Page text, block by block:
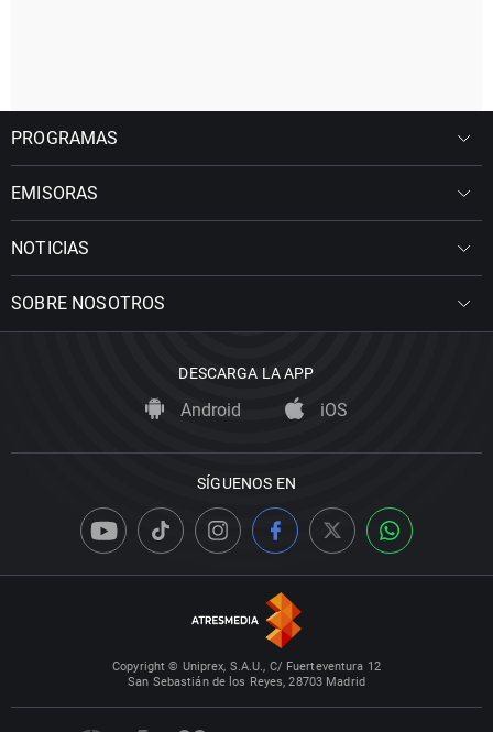
PROGRAMAS
EMISORAS
NOTICIAS
SOBRE NOSOTROS
DESCARGA LA APP
Android iOS
SÍGUENOS EN
Copyright © Uniprex, S.A.U., C/ Fuerteventura 12
San Sebastián de los Reyes, 28703 Madrid